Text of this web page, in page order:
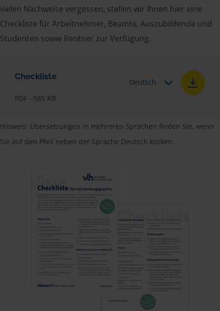
vielen Nachweise vergessen, stellen wir Ihnen hier eine
Checkliste für Arbeitnehmer, Beamte, Auszubildende und
Studenten sowie Rentner zur Verfügung.
Checkliste
PDF - 585 KB
Deutsch
Hinweis: Übersetzungen in mehreren Sprachen finden Sie, wenn
Sie auf den Pfeil neben der Sprache Deutsch klicken.